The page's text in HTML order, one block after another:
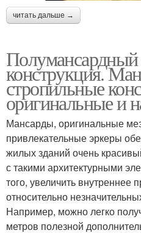
читать дальше →
конструкция.
стропильные
оригинальные и
Мансарды, оригинальные
привлекательные эркеры
жилых зданий очень
с такими архитектурными
того, увеличить внутреннее
относительно
Например, можно легко
метров полезной